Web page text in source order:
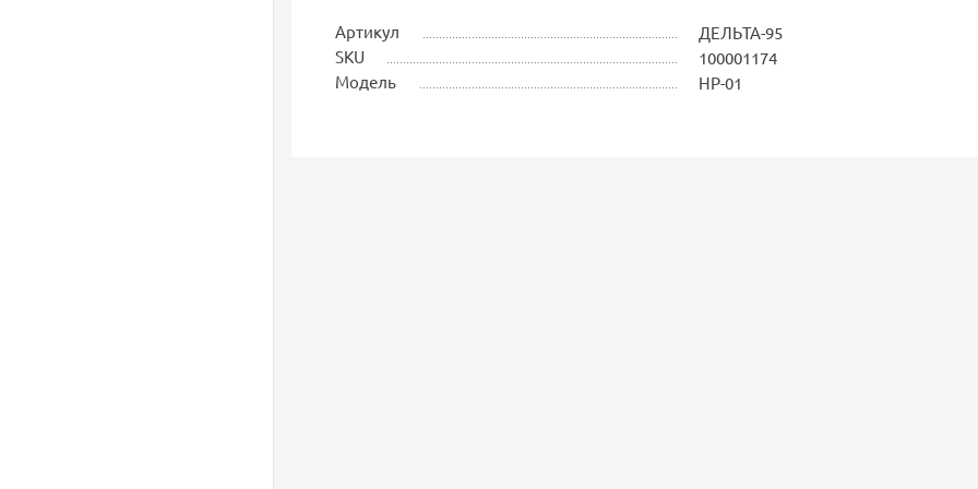
Артикул
ДЕЛЬТА-95
SKU
100001174
Модель
НР-01